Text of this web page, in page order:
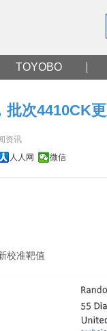
TOYOBO
次4410CK
资讯
人人网 微信
校准靶值